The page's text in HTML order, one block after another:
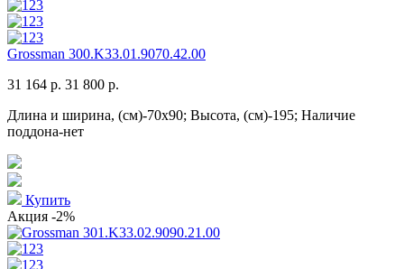
Grossman 300.K33.01.9070.42.00
31 164 р. 31 800 р.
Длина и ширина, (см)-70x90; Высота, (см)-195; Наличие
поддона-нет
Купить
Акция -2%